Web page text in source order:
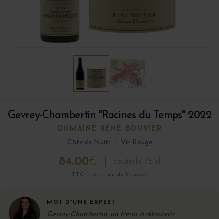
Gevrey-Chambertin "Racines du Temps" 2022
DOMAINE RENÉ BOUVIER
Côte de Nuits
Vin Rouge
84.00€ Bouteille 75 cl
TTC · Hors frais de livraison
MOT D'UNE EXPERT
Gevrey-Chambertin, un trésor à découvrir